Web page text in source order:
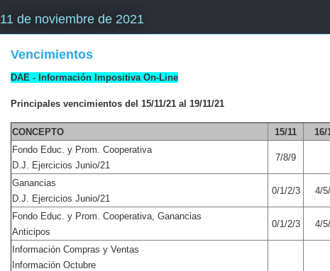
11 de noviembre de 2021
Vencimientos
DAE - Información Impositiva On-Line
Principales vencimientos del 15/11/21 al 19/11/21
CONCEPTO 15/11 16/
Fondo Educ. y Prom. Cooperativa
D.J. Ejercicios Junio/21
7/8/9
Ganancias
D.J. Ejercicios Junio/21
0/1/2/3 4/
Fondo Educ. y Prom. Cooperativa, Ganancias
Anticipos
0/1/2/3 4/
Información Compras y Ventas
Información Octubre